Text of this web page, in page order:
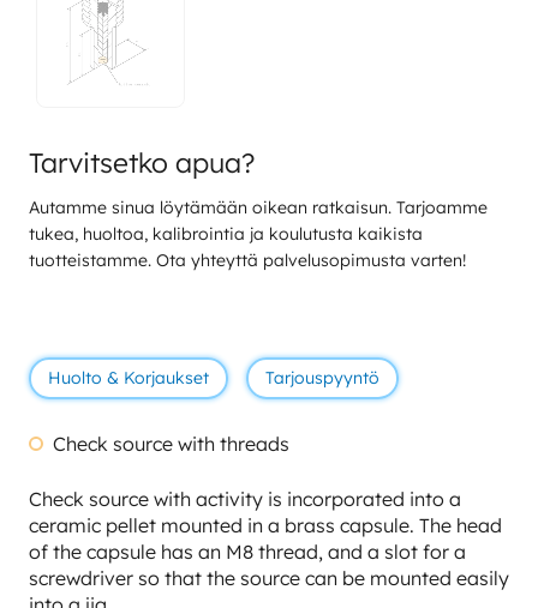
Tarvitsetko apua?
Autamme sinua löytämään oikean ratkaisun. Tarjoamme
tukea, huoltoa, kalibrointia ja koulutusta kaikista
tuotteistamme. Ota yhteyttä palvelusopimusta varten!
Huolto & Korjaukset Tarjouspyyntö
Check source with threads
Check source with activity is incorporated into a
ceramic pellet mounted in a brass capsule. The head
of the capsule has an M8 thread, and a slot for a
screwdriver so that the source can be mounted easily